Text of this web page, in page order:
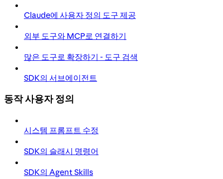
Claude에 사용자 정의 도구 제공
외부 도구와 MCP로 연결하기
많은 도구로 확장하기 - 도구 검색
SDK의 서브에이전트
동작 사용자 정의
시스템 프롬프트 수정
SDK의 슬래시 명령어
SDK의 Agent Skills